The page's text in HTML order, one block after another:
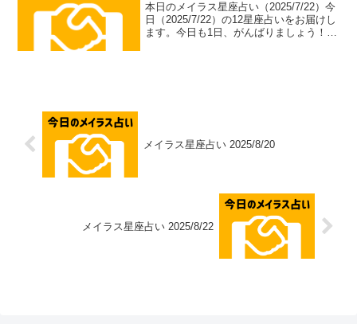
本日のメイラス星座占い（2025/7/22）今
日（2025/7/22）の12星座占いをお届けし
ます。今日も1日、がんばりましょう！牡
メイラス星座占い 2025/8/20
メイラス星座占い 2025/8/22